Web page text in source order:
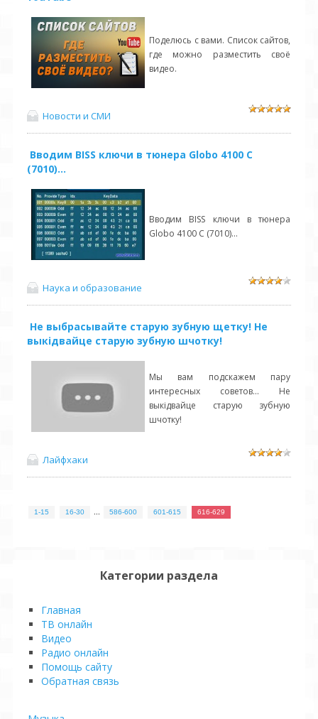
Поделюсь с вами. Список сайтов,
где можно разместить своё
видео.
Новости и СМИ
Вводим BISS ключи в тюнера Globo 4100 C
(7010)...
Вводим BISS ключи в тюнера
Globo 4100 C (7010)...
Наука и образование
Не выбрасывайте старую зубную щетку! Не
выкідвайце старую зубную шчотку!
Мы вам подскажем пару
интересных советов... Не
выкідвайце старую зубную
шчотку!
Лайфхаки
1-15 16-30 586-600 601-615 616-629
Категории раздела
Главная
ТВ онлайн
Видео
Pадио онлайн
Помощь сайту
Обратная связь